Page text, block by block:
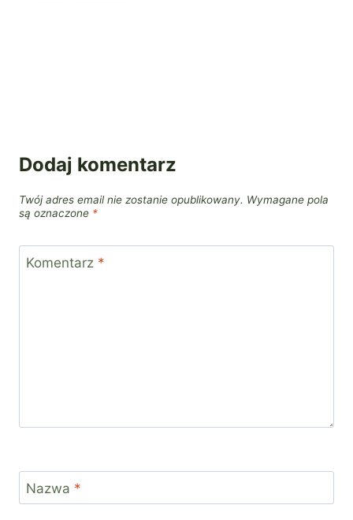
Dodaj komentarz
Twój adres email nie zostanie opublikowany. Wymagane pola
są oznaczone *
Komentarz *
Nazwa *